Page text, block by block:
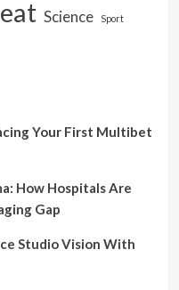
Science Sport
Your First Multibet
How Hospitals Are
Gap
Studio Vision With